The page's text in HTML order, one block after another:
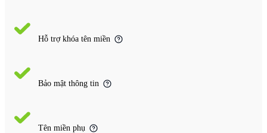
Hỗ trợ khóa tên miền
Bảo mật thông tin
Tên miền phụ